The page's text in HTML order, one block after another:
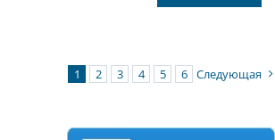
1 2 3 4 5 6 Следующая